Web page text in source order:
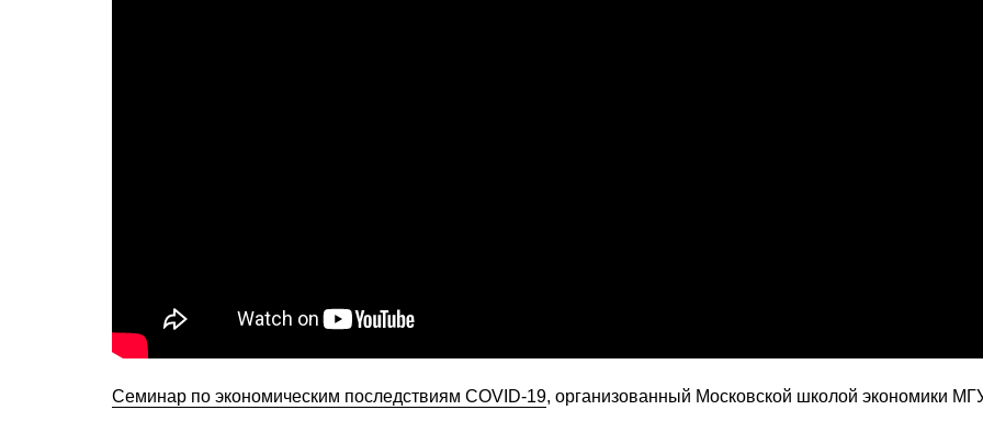
Семинар по экономическим последствиям COVID-19, организованный Московской школой экономики